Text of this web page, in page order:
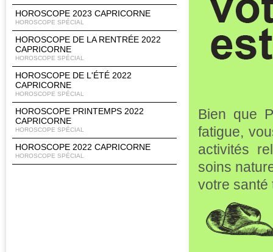
HOROSCOPE 2023 CAPRICORNE
HOROSCOPE SPÉCIAL
HOROSCOPE DE LA RENTRÉE 2022
CAPRICORNE
HOROSCOPE SPÉCIAL
HOROSCOPE DE L'ÉTÉ 2022
CAPRICORNE
HOROSCOPE SPÉCIAL
HOROSCOPE PRINTEMPS 2022
CAPRICORNE
HOROSCOPE SPÉCIAL
HOROSCOPE 2022 CAPRICORNE
HOROSCOPE SPÉCIAL
Bien que
fatigue,
activités
soins
votre santé